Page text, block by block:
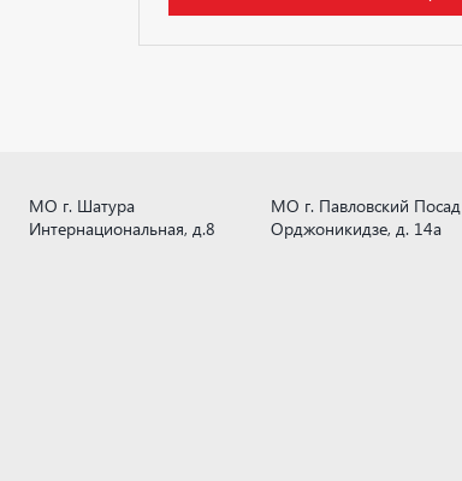
МО г. Шатура
Интернациональная, д.8
МО г. Павловский Посад
Орджоникидзе, д. 14а